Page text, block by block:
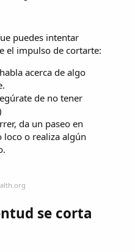
puedes intentar
el impulso de cortarte:
acerca de algo
de no tener
da un paseo en
loco o realiza algún
se corta